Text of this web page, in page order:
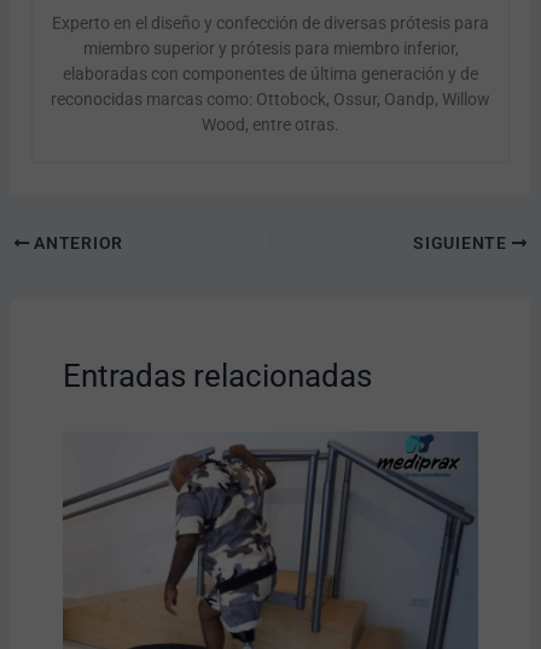
Experto en el diseño y confección de diversas prótesis para
miembro superior y prótesis para miembro inferior,
elaboradas con componentes de última generación y de
reconocidas marcas como: Ottobock, Ossur, Oandp, Willow
Wood, entre otras.
ANTERIOR SIGUIENTE
Entradas relacionadas